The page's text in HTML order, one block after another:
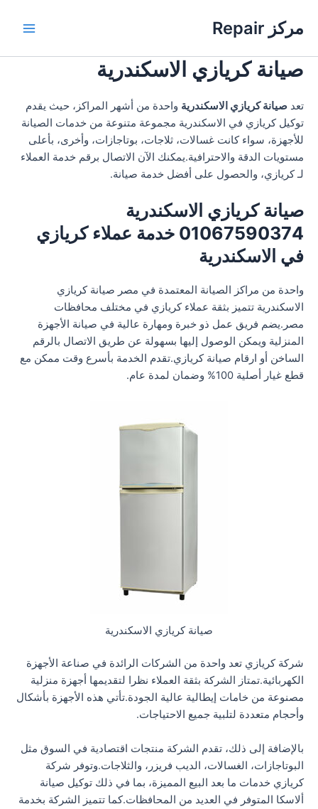
المحتوى
مركز Repair
صيانة كريازي الاسكندرية
تعد صيانة كريازي الاسكندرية واحدة من أشهر المراكز، حيث يقدم
توكيل كريازي في الاسكندرية مجموعة متنوعة من خدمات الصيانة
للأجهزة، سواء كانت غسالات، ثلاجات، بوتاجازات، وأخرى، بأعلى
مستويات الدقة والاحترافية.يمكنك الآن الاتصال برقم خدمة العملاء
لـ كريازي، والحصول على أفضل خدمة صيانة.
صيانة كريازي الاسكندرية
01067590374 خدمة عملاء كريازي
في الاسكندرية
واحدة من مراكز الصيانة المعتمدة في مصر صيانة كريازي
الاسكندرية تتميز بثقة عملاء كريازي في مختلف محافظات
مصر.يضم فريق عمل ذو خبرة ومهارة عالية في صيانة الأجهزة
المنزلية ويمكن الوصول إليها بسهولة عن طريق الاتصال بالرقم
الساخن أو ارقام صيانة كريازي.تقدم الخدمة بأسرع وقت ممكن مع
قطع غيار أصلية 100% وضمان لمدة عام.
صيانة كريازي الاسكندرية
شركة كريازي تعد واحدة من الشركات الرائدة في صناعة الأجهزة
الكهربائية.تمتاز الشركة بثقة العملاء نظرا لتقديمها أجهزة منزلية
مصنوعة من خامات إيطالية عالية الجودة.تأتي هذه الأجهزة بأشكال
وأحجام متعددة لتلبية جميع الاحتياجات.
بالإضافة إلى ذلك، تقدم الشركة منتجات اقتصادية في السوق مثل
البوتاجازات، الغسالات، الديب فريزر، والثلاجات.وتوفر شركة
كريازي خدمات ما بعد البيع المميزة، بما في ذلك توكيل صيانة
ألاسكا المتوفر في العديد من المحافظات.كما تتميز الشركة بخدمة